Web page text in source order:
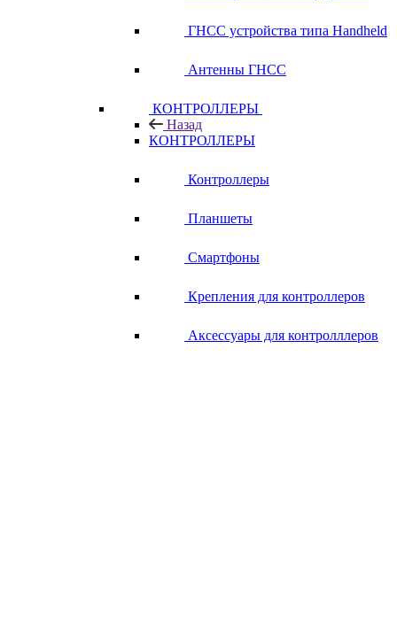
ГНСС устройства типа Handheld
Антенны ГНСС
КОНТРОЛЛЕРЫ
Назад
КОНТРОЛЛЕРЫ
Контроллеры
Планшеты
Смартфоны
Крепления для контроллеров
Аксессуары для контролллеров